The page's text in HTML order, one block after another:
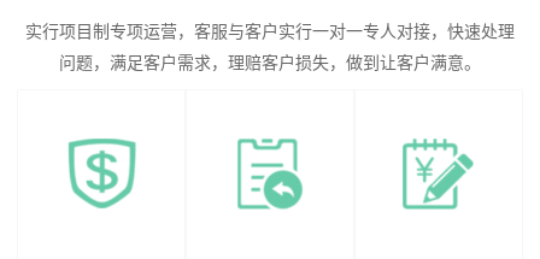
实行项目制专项运营，客服与客户实行一对一专人对接，快速处理
问题，满足客户需求，理赔客户损失，做到让客户满意。